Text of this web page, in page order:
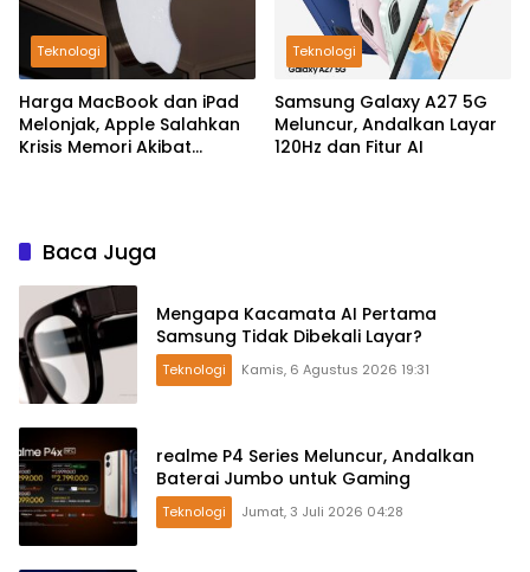
Teknologi
Harga MacBook dan iPad
Melonjak, Apple Salahkan
Krisis Memori Akibat
Teknologi
Samsung Galaxy A27 5G
Meluncur, Andalkan Layar
120Hz dan Fitur AI
Baca Juga
Mengapa Kacamata AI Pertama
Samsung Tidak Dibekali Layar?
Teknologi Kamis, 6 Agustus 2026 19:31
realme P4 Series Meluncur, Andalkan
Baterai Jumbo untuk Gaming
Teknologi Jumat, 3 Juli 2026 04:28